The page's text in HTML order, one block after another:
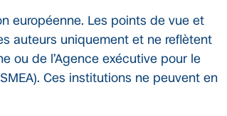
européenne. Les points de vue et
auteurs uniquement et ne reflètent
ou de l’Agence exécutive pour le
Ces institutions ne peuvent en